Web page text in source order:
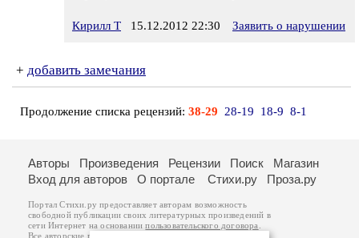
Кирилл Т 15.12.2012 22:30 Заявить о нарушении
+ добавить замечания
Продолжение списка рецензий: 38-29 28-19 18-9 8-1
Авторы Произведения Рецензии Поиск
Магазин
Вход для авторов
О портале Стихи.ру Проза.ру
Портал Стихи.ру предоставляет авторам возможность
свободной публикации своих литературных произведений в
сети Интернет на основаниипользовательского договора
Все авторские права на произведения принадлежат авторам